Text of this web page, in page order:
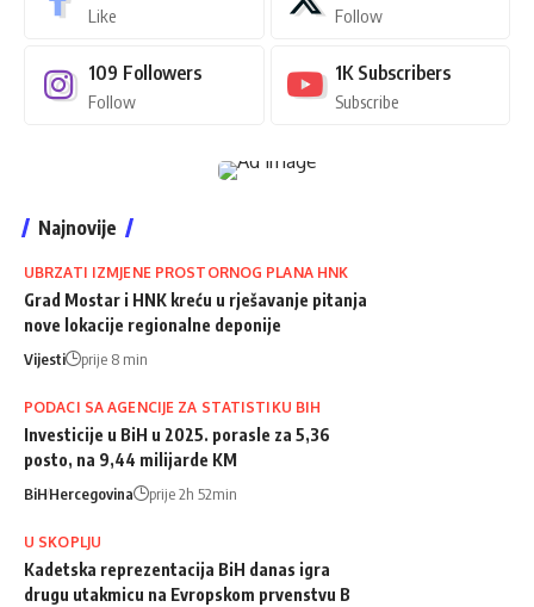
Like Follow
109 Followers
Follow
1K Subscribers
Subscribe
Najnovije
UBRZATI IZMJENE PROSTORNOG PLANA HNK
Grad Mostar i HNK kreću u rješavanje pitanja
nove lokacije regionalne deponije
Vijesti prije 8 min
PODACI SA AGENCIJE ZA STATISTIKU BIH
Investicije u BiH u 2025. porasle za 5,36
posto, na 9,44 milijarde KM
BiHHercegovina prije 2h 52min
U SKOPLJU
Kadetska reprezentacija BiH danas igra
drugu utakmicu na Evropskom prvenstvu B